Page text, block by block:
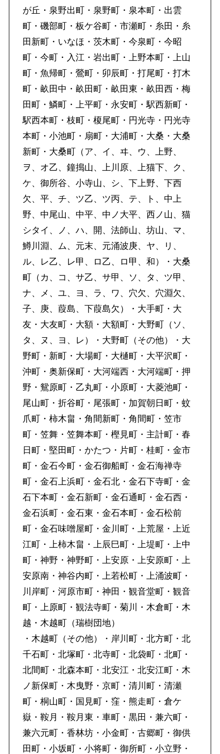
が丘・泉野出町・泉野町・泉本町・出雲
町・磯部町・板ケ谷町・市瀬町・糸田・糸
田新町・いなほ・茨木町・今泉町・今昭
町・今町・入江・岩出町・上野本町・上山
町・魚帰町・鶯町・卯辰町・打尾町・打木
町・畝田中・畝田町・畝田東・畝田西・梅
田町・鱗町・上平町・永安町・駅西新町・
駅西本町・枝町・榎尾町・円光寺・円光寺
本町・小池町・扇町・大浦町・大桑・大桑
新町・大桑町（ア、イ、ヰ、ウ、上野、
ヲ、オ乙、鐘搗山、上川原、上猫下、ク、
ケ、御所谷、小寺山、シ、下上野、下西
欠、平、チ、ツ乙、ツ丙、テ、ト、中上
野、中尾山、中平、中ノ大平、西ノ山、猫
シタイ、ノ、ハ、開、法師山、坊山、マ、
鱒川淵、ム、元末、元涌波庚、ヤ、リ、
ル、レ乙、レ甲、ロ乙、ロ甲、和）・大桑
町（カ、コ、サ乙、サ甲、ソ、タ、ツ甲、
ナ、メ、ユ、ヨ、ラ、ワ、穴欠、穴淵欠、
子、庚、葭島、下葭島欠）・大手町・大
友・大友町・大額・大額町・大野町（ソ、
タ、ヌ、ヨ、レ）・大野町（その他）・大
野町・新町・大場町・大樋町・大平沢町・
沖町・奥新保町・大河端西・大河端町・押
野・鴛原町・乙丸町・小原町・大菱池町・
尾山町・折谷町・尾張町・加賀朝日町・蚊
爪町・柿木畠・角間新町・角間町・笠市
町・笠舞・笠舞本町・樫見町・主計町・春
日町・堅田町・かたつ・片町・桂町・金市
町・金石今町・金石御船町・金石海禅寺
町・金石上浜町・金石北・金石下寺町・金
石下本町・金石新町・金石通町・金石西・
金石浜町・金石東・金石本町・金石松前
町・金石味噌屋町・金川町・上荒屋・上近
江町・上柿木畠・上辰巳町・上堤町・上中
町・神野・神野町・上安原・上安原町・上
安原南・神谷内町・上若松町・上涌波町・
川岸町・河原市町・神田・観音堂町・観音
町・上原町・観法寺町・菊川・木倉町・木
越・木越町（瑞樹団地）
・木越町（その他）・岸川町・北方町・北
千石町・北塚町・北寺町・北袋町・北町・
北間町・北森本町・北安江・北安江町・木
ノ新保町・木曳野・京町・清川町・清瀬
町・桐山町・国見町・窪・熊走町・倉ケ
嶽・鞍月・鞍月東・車町・黒田・兼六町・
兼六元町・香林坊・小金町・古郷町・御供
田町・小坂町・小将町・御所町・小立野・